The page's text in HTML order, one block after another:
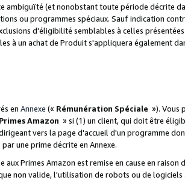
ambiguïté (et nonobstant toute période décrite
ou programmes spéciaux. Sauf indication
d'éligibilité semblables à celles
à un achat de Produit s'appliquera également
en Annexe (« Rémunération Spéciale »). Vous
Amazon » si (1) un client, qui doit être
vers la page d'accueil d'un programme
une prime décrite en Annexe.
Primes Amazon est remise en cause en
non valide, l'utilisation de robots ou de logiciels